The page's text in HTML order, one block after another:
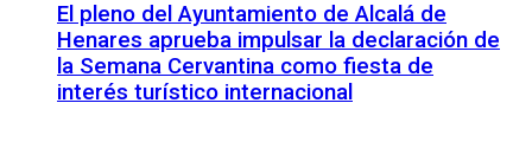
El pleno del Ayuntamiento de Alcalá de
Henares aprueba impulsar la declaración de
la Semana Cervantina como fiesta de
interés turístico internacional